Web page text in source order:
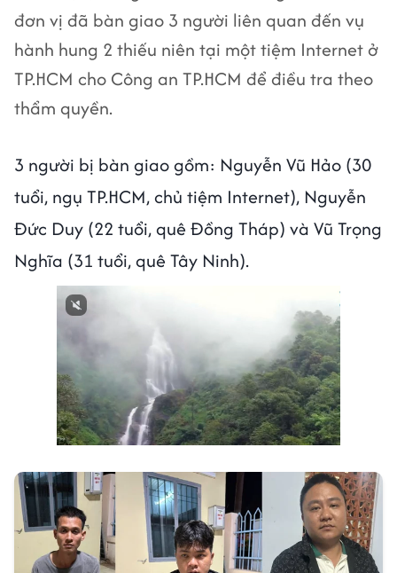
đơn vị đã bàn giao 3 người liên quan đến vụ
hành hung 2 thiếu niên tại một tiệm Internet ở
TP.HCM cho Công an TP.HCM để điều tra theo
thẩm quyền.
3 người bị bàn giao gồm: Nguyễn Vũ Hảo (30
tuổi, ngụ TP.HCM, chủ tiệm Internet), Nguyễn
Đức Duy (22 tuổi, quê Đồng Tháp) và Vũ Trọng
Nghĩa (31 tuổi, quê Tây Ninh).
Next video in 1 Cancel